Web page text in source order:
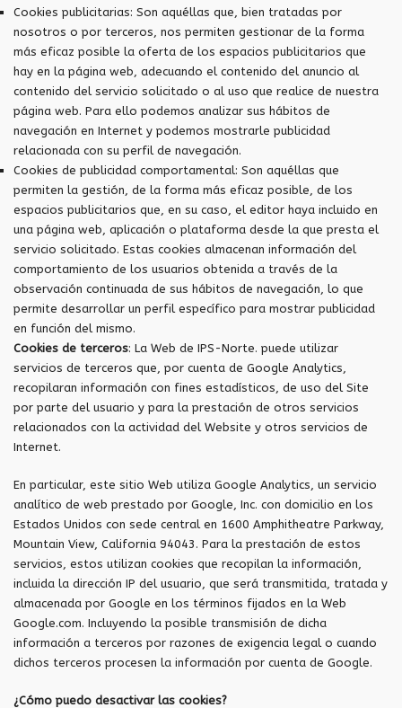
Cookies publicitarias: Son aquéllas que, bien tratadas por
nosotros o por terceros, nos permiten gestionar de la forma
más eficaz posible la oferta de los espacios publicitarios que
hay en la página web, adecuando el contenido del anuncio al
contenido del servicio solicitado o al uso que realice de nuestra
página web. Para ello podemos analizar sus hábitos de
navegación en Internet y podemos mostrarle publicidad
relacionada con su perfil de navegación.
Cookies de publicidad comportamental: Son aquéllas que
permiten la gestión, de la forma más eficaz posible, de los
espacios publicitarios que, en su caso, el editor haya incluido en
una página web, aplicación o plataforma desde la que presta el
servicio solicitado. Estas cookies almacenan información del
comportamiento de los usuarios obtenida a través de la
observación continuada de sus hábitos de navegación, lo que
permite desarrollar un perfil específico para mostrar publicidad
en función del mismo.
Cookies de terceros: La Web de IPS-Norte. puede utilizar
servicios de terceros que, por cuenta de Google Analytics,
recopilaran información con fines estadísticos, de uso del Site
por parte del usuario y para la prestación de otros servicios
relacionados con la actividad del Website y otros servicios de
Internet.
En particular, este sitio Web utiliza Google Analytics, un servicio
analítico de web prestado por Google, Inc. con domicilio en los
Estados Unidos con sede central en 1600 Amphitheatre Parkway,
Mountain View, California 94043. Para la prestación de estos
servicios, estos utilizan cookies que recopilan la información,
incluida la dirección IP del usuario, que será transmitida, tratada y
almacenada por Google en los términos fijados en la Web
Google.com. Incluyendo la posible transmisión de dicha
información a terceros por razones de exigencia legal o cuando
dichos terceros procesen la información por cuenta de Google.
¿Cómo puedo desactivar las cookies?